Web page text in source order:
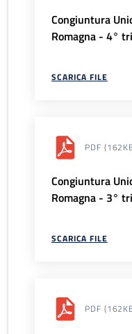
Congiuntura
Romagna - 4°
SCARICA FILE
PDF
Congiuntura
Romagna - 3°
SCARICA FILE
PDF